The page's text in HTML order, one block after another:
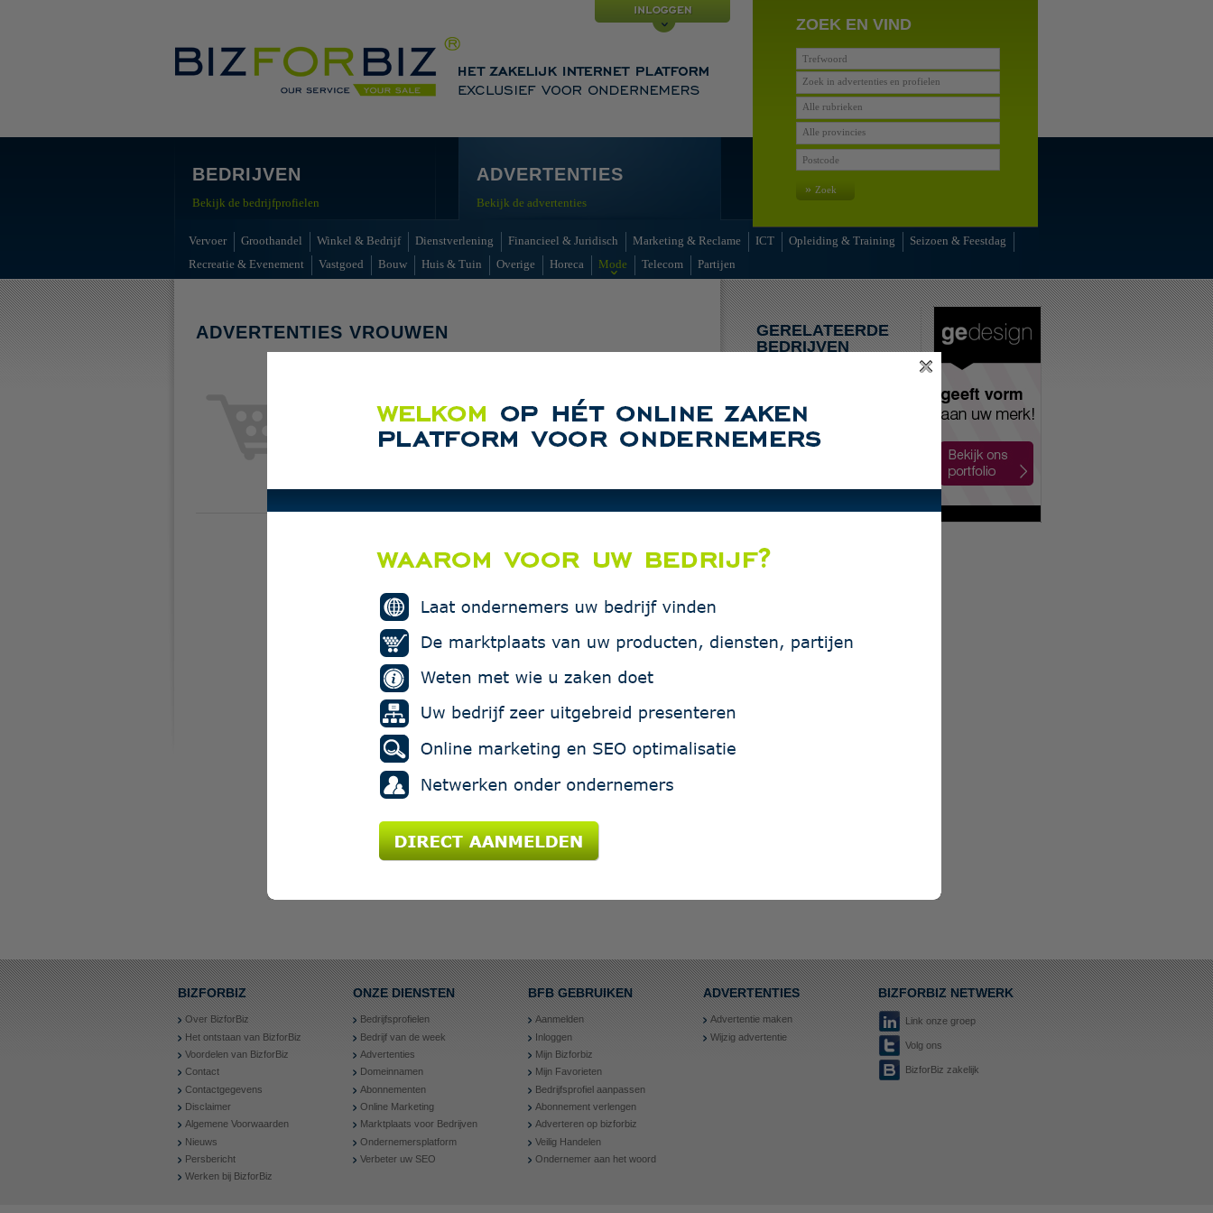
ZOEK EN VIND
Zoek in advertenties en profielen
Alle rubrieken
Alle provincies
» Zoek
BEDRIJVEN
Bekijk de bedrijfprofielen
ADVERTENTIES
Bekijk de advertenties
Vervoer Groothandel Winkel & Bedrijf Dienstverlening Financieel & Juridisch Marketing & Reclame ICT Opleiding & Training
Seizoen & Feestdag
Recreatie & Evenement
Vastgoed Bouw Huis & Tuin Overige Horeca Mode Telecom Partijen
ADVERTENTIES VROUWEN
Geen advertenties
Plaats de eerste advertentie in deze rubriek.
GERELATEERDE
BEDRIJVEN
The Tailors
BIZFORBIZ
Over BizforBiz
Het ontstaan van BizforBiz
Voordelen van BizforBiz
Contact
Contactgegevens
Disclaimer
Algemene Voorwaarden
Nieuws
Persbericht
Werken bij BizforBiz
ONZE DIENSTEN
Bedrijfsprofielen
Bedrijf van de week
Advertenties
Domeinnamen
Abonnementen
Online Marketing
Marktplaats voor Bedrijven
Ondernemersplatform
Verbeter uw SEO
BFB GEBRUIKEN
Aanmelden
Inloggen
Mijn Bizforbiz
Mijn Favorieten
Bedrijfsprofiel aanpassen
Abonnement verlengen
Adverteren op bizforbiz
Veilig Handelen
Ondernemer aan het woord
ADVERTENTIES
Advertentie maken
Wijzig advertentie
BIZFORBIZ NETWERK
Link onze groep
Volg ons
BizforBiz zakelijk